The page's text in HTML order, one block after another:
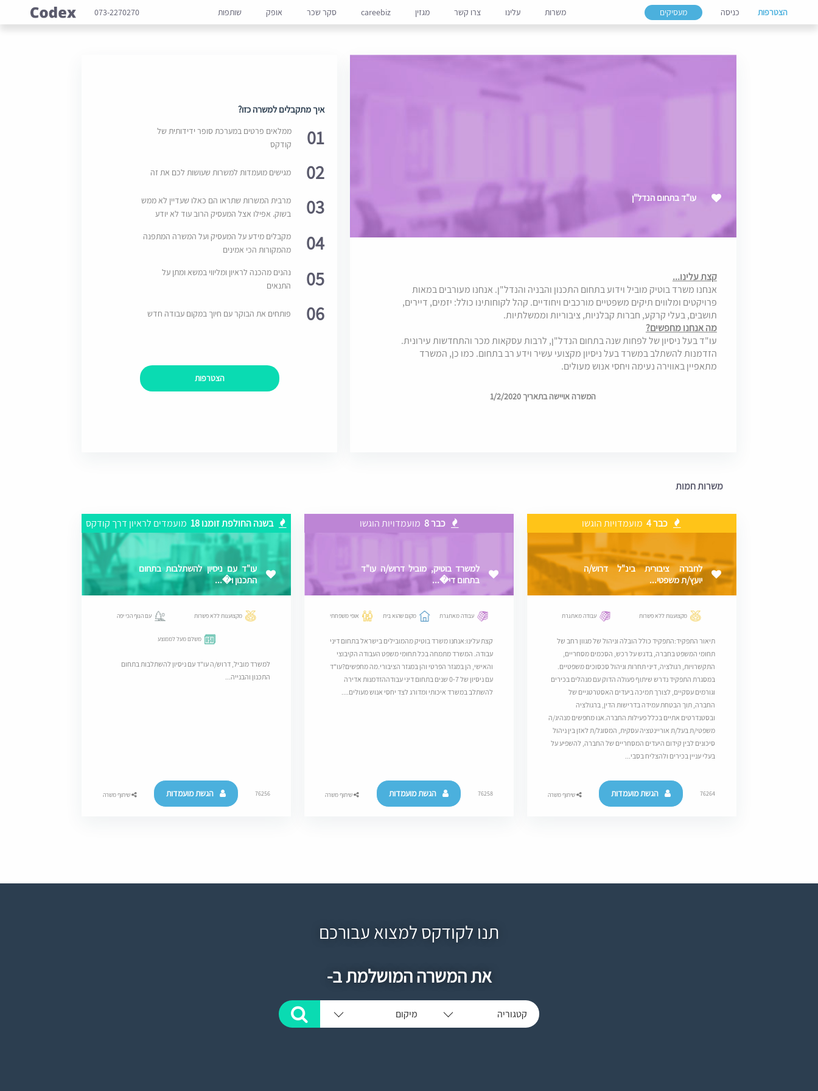
הצטרפות כניסה מעסיקים משרות עלינו צרו קשר מגזין careebiz סקר שכר אופק שותפות 073-2270270
עו"ד בתחום הנדל"ן
קצת עלינו...
אנחנו משרד בוטיק מוביל וידוע בתחום התכנון והבניה והנדל"ן. אנחנו מעורבים במאות
פרויקטים ומלווים תיקים משפטיים מורכבים ויחודיים. קהל לקוחותינו כולל: יזמים, דיירים,
תושבים, בעלי קרקע, חברות קבלניות, ציבוריות וממשלתיות.
מה אנחנו מחפשים?
עו"ד בעל ניסיון של לפחות שנה בתחום הנדל"ן, לרבות עסקאות מכר והתחדשות עירונית.
הזדמנות להשתלב במשרד בעל ניסיון מקצועי עשיר וידע רב בתחום. כמו כן, המשרד
מתאפיין באווירה נעימה ויחסי אנוש מעולים.
המשרה אויישה בתאריך 1/2/2020
איך מתקבלים למשרה כזו?
01
ממלאים פרטים במערכת סופר ידידותית של
קודקס
02 מגישים מועמדות למשרות שעושות לכם את זה
03
מרבית המשרות שתראו הם כאלו שעדיין לא ממש
בשוק. אפילו אצל המעסיק הרוב עוד לא יודע
04
מקבלים מידע על המעסיק ועל המשרה המתפנה
מהמקורות הכי אמינים
05
נהנים מהכנה לראיון ומליווי במשא ומתן על
התנאים
06 פותחים את הבוקר עם חיוך במקום עבודה חדש
הצטרפות
משרות חמות
כבר 4 מועמדויות הוגשו
לחברה ציבורית בינ"ל דרוש/ה
יועץ/ת משפטי...
מקצוענות ללא פשרות עבודה מאתגרת
תיאור התפקיד:התפקיד כולל הובלה וניהול של מגוון רחב של
תחומי המשפט בחברה, בדגש על רכש, הסכמים מסחריים,
התקשרויות, רגולציה, דיני תחרות וניהול סכסוכים משפטיים.
במסגרת התפקיד נדרש שיתוף פעולה הדוק עם מנהלים בכירים
וגורמים עסקיים, לצורך תמיכה ביעדים האסטרטגיים של
החברה, תוך הבטחת עמידה בדרישות הדין, ברגולציה
ובסטנדרטים אתיים בכלל פעילות החברה.אנו מחפשים מנהיג/ה
משפטי/ת בעל/ת אוריינטציה עסקית, המסוגל/ת לאזן בין ניהול
סיכונים לבין קידום היעדים המסחריים של החברה, להשפיע על
בעלי עניין בכירים ולהצליח בסבי...
76264 הגשת מועמדות שיתוף משרה
כבר 8 מועמדויות הוגשו
למשרד בוטיק, מוביל דרוש/ה עו"ד
בתחום די�...
עבודה מאתגרת מקום שהוא בית אופי משפחתי
קצת עלינו:אנחנו משרד בוטיק מהמובילים בישראל בתחום דיני
עבודה. המשרד מתמחה בכל תחומי משפט העבודה הקיבוצי
והאישי, הן במגזר הפרטי והן במגזר הציבורי.מה מחפשים?עו"ד
עם ניסיון של 0-7 שנים בתחום דיני עבודההזדמנות אדירה
להשתלב במשרד איכותי ומדורג לצד יחסי אנוש מעולים....
76258 הגשת מועמדות שיתוף משרה
בשנה החולפת זומנו 18 מועמדים לראיון דרך קודקס
עו"ד עם ניסיון להשתלבות בתחום
התכנון ו�...
מקצוענות ללא פשרות עם הנוף הכי יפה
משלם מעל לממוצע
למשרד מוביל, דרוש/ה עו"ד עם ניסיון להשתלבות בתחום
התכנון והבנייה...
76256 הגשת מועמדות שיתוף משרה
תנו לקודקס למצוא עבורכם
את המשרה המושלמת ב-
קטגוריה מיקום